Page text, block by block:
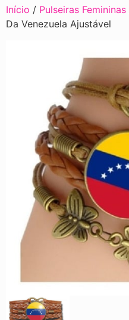
Início / Pulseiras Femininas
Da Venezuela Ajustável